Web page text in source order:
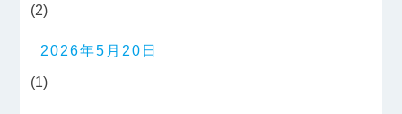
(2)
2026年5月20日
(1)